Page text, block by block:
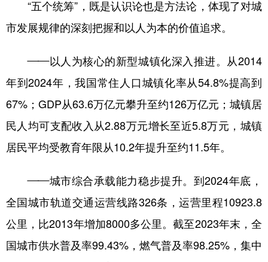
“五个统筹”，既是认识论也是方法论，体现了对城
市发展规律的深刻把握和以人为本的价值追求。
——以人为核心的新型城镇化深入推进。从2014
年到2024年，我国常住人口城镇化率从54.8%提高到
67%；GDP从63.6万亿元攀升至约126万亿元；城镇居
民人均可支配收入从2.88万元增长至近5.8万元，城镇
居民平均受教育年限从10.2年提升至约11.5年。
——城市综合承载能力稳步提升。到2024年底，
全国城市轨道交通运营线路326条，运营里程10923.8
公里，比2013年增加8000多公里。截至2023年末，全
国城市供水普及率99.43%，燃气普及率98.25%，集中